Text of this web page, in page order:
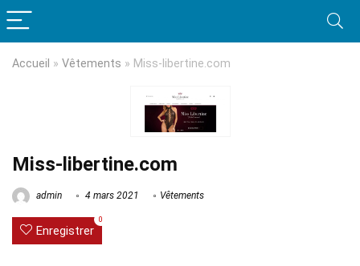
Accueil » Vêtements » Miss-libertine.com
Miss-libertine.com
admin 4 mars 2021 Vêtements
Enregistrer
0